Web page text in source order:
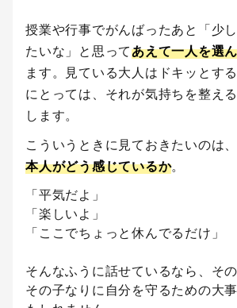
授業や行事でがんばったあと「少
たいな」と思ってあえて一人を選
ます。見ている大人はドキッとす
にとっては、それが気持ちを整え
します。
こういうときに見ておきたいのは、
本人がどう感じているか。
「平気だよ」
「楽しいよ」
「ここでちょっと休んでるだけ」
そんなふうに話せているなら、その
その子なりに自分を守るための大